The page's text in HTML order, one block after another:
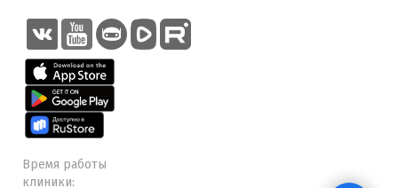
Время работы
клиники: